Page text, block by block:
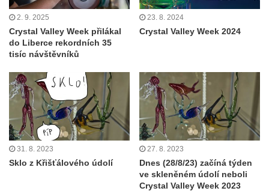
2. 9. 2025
Crystal Valley Week přilákal
do Liberce rekordních 35
tisíc návštěvníků
23. 8. 2024
Crystal Valley Week 2024
31. 8. 2023
Sklo z Křišťálového údolí
27. 8. 2023
Dnes (28/8/23) začíná týden
ve skleněném údolí neboli
Crystal Valley Week 2023